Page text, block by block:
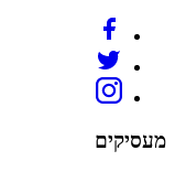
מעסיקים